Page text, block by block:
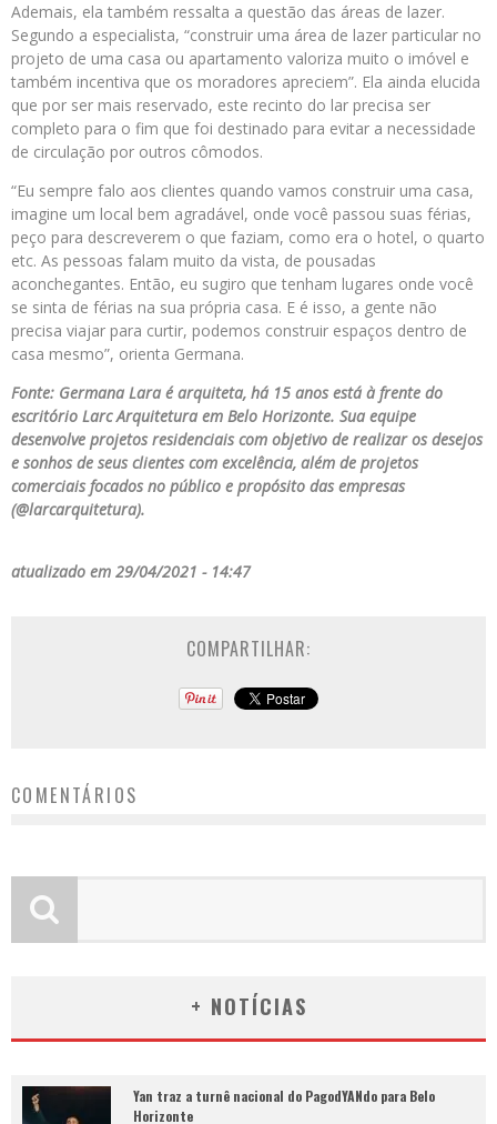
Ademais, ela também ressalta a questão das áreas de lazer.
Segundo a especialista, “construir uma área de lazer particular no
projeto de uma casa ou apartamento valoriza muito o imóvel e
também incentiva que os moradores apreciem”. Ela ainda elucida
que por ser mais reservado, este recinto do lar precisa ser
completo para o fim que foi destinado para evitar a necessidade
de circulação por outros cômodos.
“Eu sempre falo aos clientes quando vamos construir uma casa,
imagine um local bem agradável, onde você passou suas férias,
peço para descreverem o que faziam, como era o hotel, o quarto
etc. As pessoas falam muito da vista, de pousadas
aconchegantes. Então, eu sugiro que tenham lugares onde você
se sinta de férias na sua própria casa. E é isso, a gente não
precisa viajar para curtir, podemos construir espaços dentro de
casa mesmo”, orienta Germana.
Fonte: Germana Lara é arquiteta, há 15 anos está à frente do
escritório Larc Arquitetura em Belo Horizonte. Sua equipe
desenvolve projetos residenciais com objetivo de realizar os desejos
e sonhos de seus clientes com excelência, além de projetos
comerciais focados no público e propósito das empresas
(@larcarquitetura).
atualizado em 29/04/2021 - 14:47
COMPARTILHAR:
COMENTÁRIOS
+ NOTÍCIAS
Yan traz a turnê nacional do PagodYANdo para Belo
Horizonte